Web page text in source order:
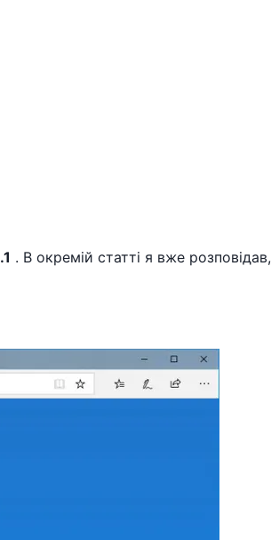
. В окремій статті я вже розповідав,